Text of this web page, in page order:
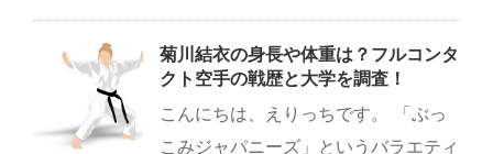
菊川結衣の身長や体重は？フルコンタ
クト空手の戦歴と大学を調査！
こんにちは、えりっちです。 「ぶっ
こみジャパニーズ」というバラエティ